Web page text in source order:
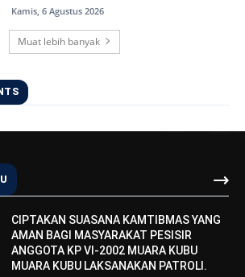
Kamis, 6 Agustus 2026
Muat lebih banyak
CIPTAKAN SUASANA KAMTIBMAS YANG
AMAN BAGI MASYARAKAT PESISIR
ANGGOTA KP VI-2002 MUARA KUBU
MUARA KUBU LAKSANAKAN PATROLI.